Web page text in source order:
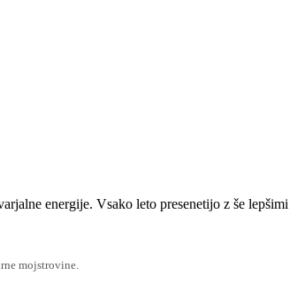
energije. Vsako leto presenetijo z še lepšimi
mojstrovine.